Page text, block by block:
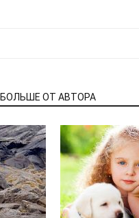
БОЛЬШЕ ОТ АВТОРА